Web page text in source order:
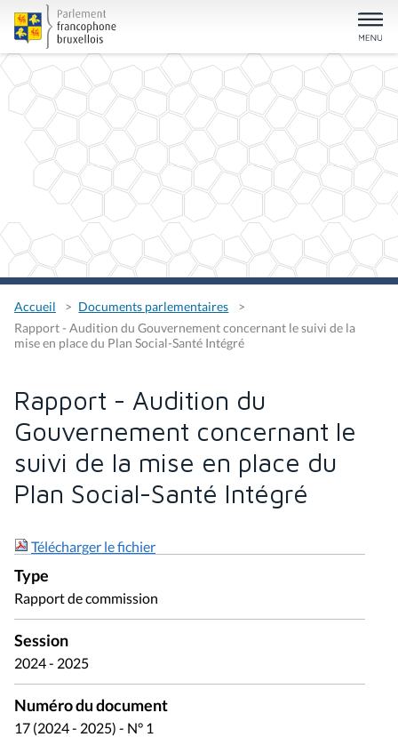
Accueil
Documents parlementaires
Rapport - Audition du Gouvernement concernant le suivi de la
mise en place du Plan Social-Santé Intégré
Rapport - Audition du
Gouvernement concernant le
suivi de la mise en place du
Plan Social-Santé Intégré
Télécharger le fichier
Type
Rapport de commission
Session
2024 - 2025
Numéro du document
17 (2024 - 2025) - N° 1